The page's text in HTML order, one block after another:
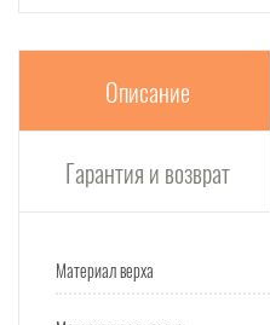
Описание
Гарантия и возврат
Материал верха